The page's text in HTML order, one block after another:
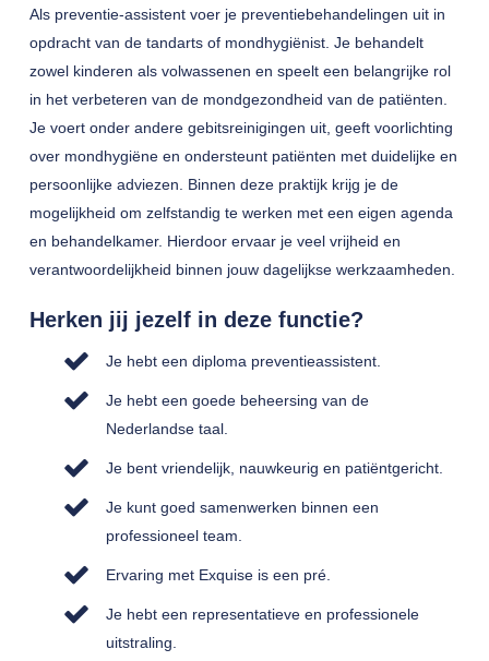
Als preventie-assistent voer je preventiebehandelingen uit in
opdracht van de tandarts of mondhygiënist. Je behandelt
zowel kinderen als volwassenen en speelt een belangrijke rol
in het verbeteren van de mondgezondheid van de patiënten.
Je voert onder andere gebitsreinigingen uit, geeft voorlichting
over mondhygiëne en ondersteunt patiënten met duidelijke en
persoonlijke adviezen. Binnen deze praktijk krijg je de
mogelijkheid om zelfstandig te werken met een eigen agenda
en behandelkamer. Hierdoor ervaar je veel vrijheid en
verantwoordelijkheid binnen jouw dagelijkse werkzaamheden.
Herken jij jezelf in deze functie?
Je hebt een diploma preventieassistent.
Je hebt een goede beheersing van de
Nederlandse taal.
Je bent vriendelijk, nauwkeurig en patiëntgericht.
Je kunt goed samenwerken binnen een
professioneel team.
Ervaring met Exquise is een pré.
Je hebt een representatieve en professionele
uitstraling.